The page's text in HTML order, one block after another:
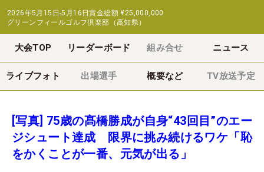
2026年5月15日-5月16日賞金総額 ¥25,000,000
グリーンフィールゴルフ倶楽部（高知県）
大会TOP リーダーボード 組み合せ ニュース
ライブフォト 出場選手 概要など TV放送予定
[写真] 75歳の髙橋勝成が自身“43回目”のエー
ジシュート達成 限界に挑み続けるワケ「恥
をかくことが一番、元気が出る」